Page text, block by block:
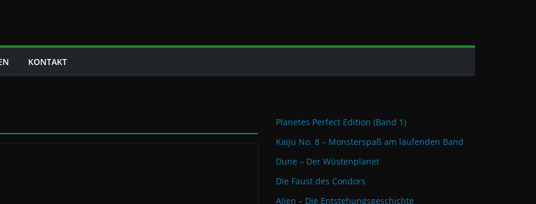
KONTAKT
Planetes Perfect Edition (Band 1)
Kaiju No. 8 – Monsterspaß am laufenden Band
Dune – Der Wüstenplanet
Die Faust des Condors
Alien – Die Entstehungsgeschichte